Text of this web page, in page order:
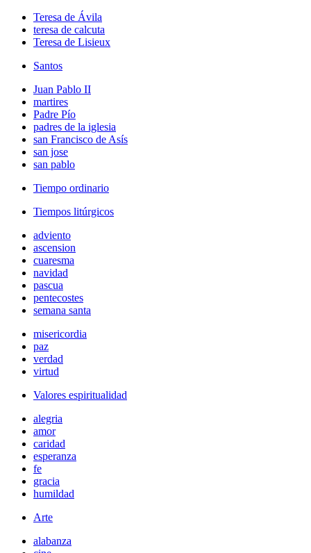
Teresa de Ávila
teresa de calcuta
Teresa de Lisieux
Santos
Juan Pablo II
martires
Padre Pío
padres de la iglesia
san Francisco de Asís
san jose
san pablo
Tiempo ordinario
Tiempos litúrgicos
adviento
ascension
cuaresma
navidad
pascua
pentecostes
semana santa
misericordia
paz
verdad
virtud
Valores espiritualidad
alegria
amor
caridad
esperanza
fe
gracia
humildad
Arte
alabanza